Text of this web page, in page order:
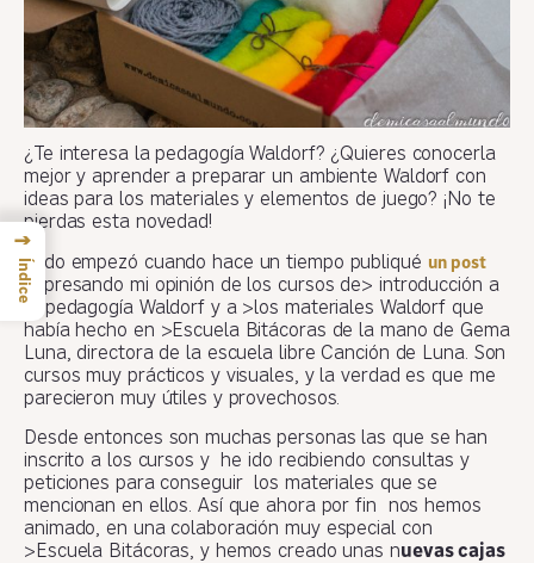
¿Te interesa la pedagogía Waldorf? ¿Quieres conocerla
mejor y aprender a preparar un ambiente Waldorf con
ideas para los materiales y elementos de juego? ¡No te
pierdas esta novedad!
Todo empezó cuando hace un tiempo publiqué un post
expresando mi opinión de los cursos de> introducción a
la pedagogía Waldorf y a >los materiales Waldorf que
había hecho en >Escuela Bitácoras de la mano de Gema
Luna, directora de la escuela libre Canción de Luna. Son
cursos muy prácticos y visuales, y la verdad es que me
parecieron muy útiles y provechosos.
Desde entonces son muchas personas las que se han
inscrito a los cursos y he ido recibiendo consultas y
peticiones para conseguir los materiales que se
mencionan en ellos. Así que ahora por fin nos hemos
animado, en una colaboración muy especial con
>Escuela Bitácoras, y hemos creado unas nuevas cajas
→
Índice